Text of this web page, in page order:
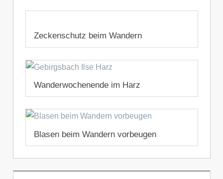
Zeckenschutz beim Wandern
17. September 2019
Wanderwochenende im Harz
29. April 2019
Blasen beim Wandern vorbeugen
26. April 2019